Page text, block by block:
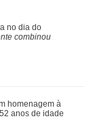
durante
na expectativa
no dia do
combinou
homenagem à
anos de idade